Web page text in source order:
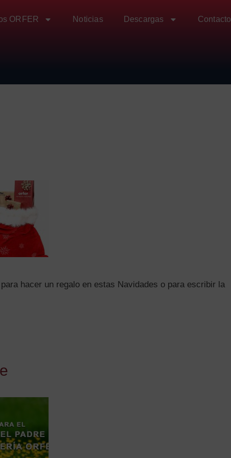
ORFER Noticias Descargas Contacto
hacer un regalo en estas Navidades o para escribir la